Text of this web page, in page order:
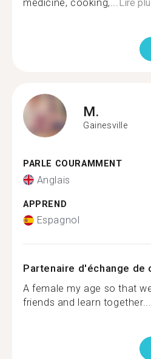
medicine, cooking,...Lire
M.
Gainesville
PARLE COURAMMENT
Anglais
APPREND
Espagnol
Partenaire d'échange de
A female my age so that
friends and learn together...